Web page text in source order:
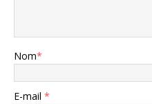
Nom*
E-mail *